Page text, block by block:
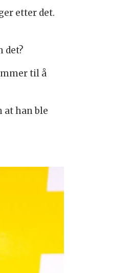
etter det.
det?
til å
at han ble